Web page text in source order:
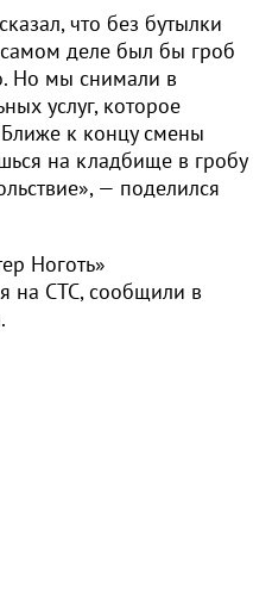
что без бутылки
деле был бы гроб
Но мы снимали в
услуг, которое
к концу смены
на кладбище в гробу
— поделился
Ноготь»
на СТС, сообщили в